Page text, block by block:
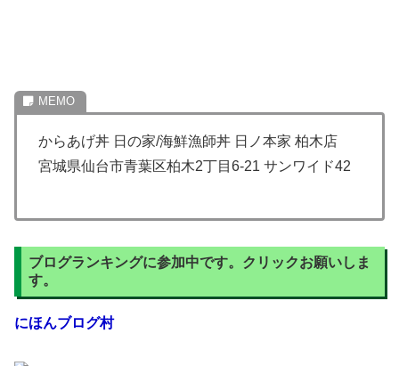
からあげ丼 日の家/海鮮漁師丼 日ノ本家 柏木店
宮城県仙台市青葉区柏木2丁目6-21 サンワイド42
ブログランキングに参加中です。クリックお願いしま
す。
にほんブログ村